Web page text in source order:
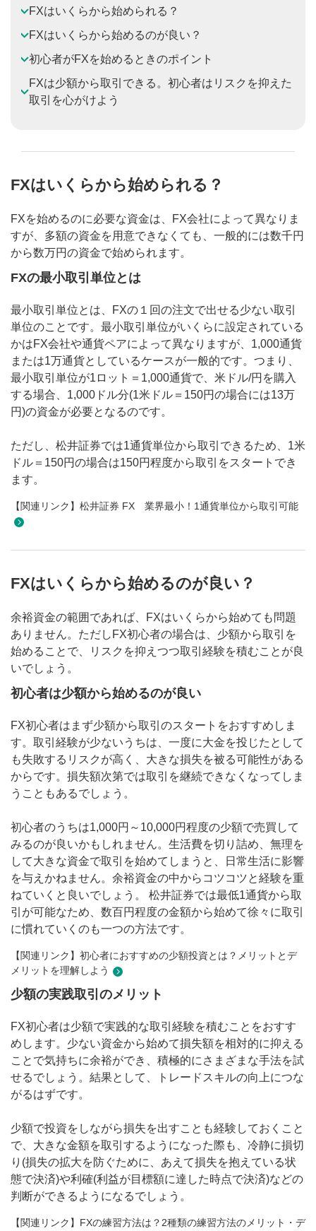
FXはいくらから始められる？
FXはいくらから始めるのが良い？
初心者がFXを始めるときのポイント
FXは少額から取引できる。初心者はリスクを抑えた
取引を心がけよう
FXはいくらから始められる？
FXを始めるのに必要な資金は、FX会社によって異なりま
すが、多額の資金を用意できなくても、一般的には数千円
から数万円の資金で始められます。
FXの最小取引単位とは
最小取引単位とは、FXの１回の注文で出せる少ない取引
単位のことです。最小取引単位がいくらに設定されている
かはFX会社や通貨ペアによって異なりますが、1,000通貨
または1万通貨としているケースが一般的です。つまり、
最小取引単位が1ロット＝1,000通貨で、米ドル/円を購入
する場合、1,000ドル分(1米ドル＝150円の場合には13万
円)の資金が必要となるのです。
ただし、松井証券では1通貨単位から取引できるため、1米
ドル＝150円の場合は150円程度から取引をスタートでき
ます。
【関連リンク】松井証券 FX 業界最小！1通貨単位から取引可能
FXはいくらから始めるのが良い？
余裕資金の範囲であれば、FXはいくらから始めても問題
ありません。ただしFX初心者の場合は、少額から取引を
始めることで、リスクを抑えつつ取引経験を積むことが良
いでしょう。
初心者は少額から始めるのが良い
FX初心者はまず少額から取引のスタートをおすすめしま
す。取引経験が少ないうちは、一度に大金を投じたとして
も失敗するリスクが高く、大きな損失を被る可能性がある
からです。損失額次第では取引を継続できなくなってしま
うこともあるでしょう。
初心者のうちは1,000円～10,000円程度の少額で売買して
みるのが良いかもしれません。生活費を切り詰め、無理を
して大きな資金で取引を始めてしまうと、日常生活に影響
を与えかねません。余裕資金の中からコツコツと経験を重
ねていくと良いでしょう。 松井証券では最低1通貨から取
引が可能なため、数百円程度の金額から始めて徐々に取引
に慣れていくのも一つの方法です。
【関連リンク】初心者におすすめの少額投資とは？メリットとデ
メリットを理解しよう
少額の実践取引のメリット
FX初心者は少額で実践的な取引経験を積むことをおすす
めします。少ない資金から始めて損失額を相対的に抑える
ことで気持ちに余裕ができ、積極的にさまざまな手法を試
せるでしょう。結果として、トレードスキルの向上につな
がるはずです。
少額で投資をしながら損失を出すことも経験しておくこと
で、大きな金額を取引するようになった際も、冷静に損切
り(損失の拡大を防ぐために、あえて損失を抱えている状
態で決済)や利確(利益が目標額に達した時点で決済)などの
判断ができるようになるでしょう。
【関連リンク】FXの練習方法は？2種類の練習方法のメリット・デ